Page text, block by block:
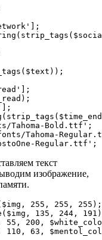
Tahoma-Bold.ttf';
Tahoma-
Regular.ttf';
текст
изображение,
255, 255, 255);
135, 244,
200,
63,